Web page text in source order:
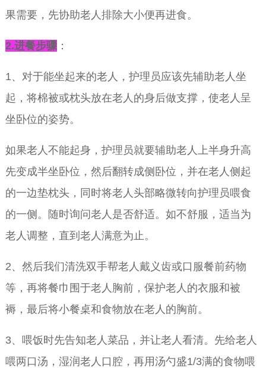
果需要，先协助老人排除大小便再进食。
2.进餐步骤：
1、对于能坐起来的老人，护理员应该先辅助老人坐
起，将棉被或枕头放在老人的身后做支撑，使老人呈
坐卧位的姿势。
如果老人不能起身，护理员就要辅助老人上半身升高
先变成半坐卧位，然后翻转成侧卧位，并在老人侧起
的一边垫枕头，同时将老人头部略微转向护理员喂食
的一侧。随时询问老人是否舒适。如不舒服，适当为
老人调整，直到老人满意为止。
2、然后我们清洗双手帮老人戴义齿或口服餐前药物
等，再将餐巾围于老人胸前，保护老人的衣服和被
褥，最后将小餐桌和食物放在老人的胸前。
3、喂饭时先告知老人菜品，并让老人看清。先给老人
喂两口汤，湿润老人口腔，再用汤勺盛1/3满的食物喂